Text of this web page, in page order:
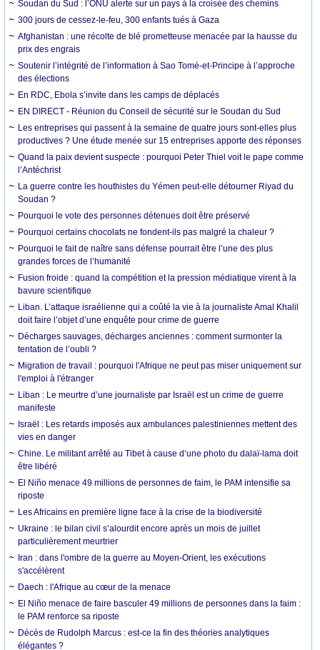
Soudan du Sud : l’ONU alerte sur un pays à la croisée des chemins
300 jours de cessez-le-feu, 300 enfants tués à Gaza
Afghanistan : une récolte de blé prometteuse menacée par la hausse du
prix des engrais
Soutenir l’intégrité de l’information à Sao Tomé-et-Principe à l’approche
des élections
En RDC, Ebola s’invite dans les camps de déplacés
EN DIRECT - Réunion du Conseil de sécurité sur le Soudan du Sud
Les entreprises qui passent à la semaine de quatre jours sont-elles plus
productives ? Une étude menée sur 15 entreprises apporte des réponses
Quand la paix devient suspecte : pourquoi Peter Thiel voit le pape comme
l’Antéchrist
La guerre contre les houthistes du Yémen peut-elle détourner Riyad du
Soudan ?
Pourquoi le vote des personnes détenues doit être préservé
Pourquoi certains chocolats ne fondent-ils pas malgré la chaleur ?
Pourquoi le fait de naître sans défense pourrait être l’une des plus
grandes forces de l’humanité
Fusion froide : quand la compétition et la pression médiatique virent à la
bavure scientifique
Liban. L’attaque israélienne qui a coûté la vie à la journaliste Amal Khalil
doit faire l’objet d’une enquête pour crime de guerre
Décharges sauvages, décharges anciennes : comment surmonter la
tentation de l’oubli ?
Migration de travail : pourquoi l'Afrique ne peut pas miser uniquement sur
l'emploi à l'étranger
Liban : Le meurtre d’une journaliste par Israël est un crime de guerre
manifeste
Israël : Les retards imposés aux ambulances palestiniennes mettent des
vies en danger
Chine. Le militant arrêté au Tibet à cause d’une photo du dalaï-lama doit
être libéré
El Niño menace 49 millions de personnes de faim, le PAM intensifie sa
riposte
Les Africains en première ligne face à la crise de la biodiversité
Ukraine : le bilan civil s’alourdit encore après un mois de juillet
particulièrement meurtrier
Iran : dans l'ombre de la guerre au Moyen-Orient, les exécutions
s'accélèrent
Daech : l'Afrique au cœur de la menace
El Niño menace de faire basculer 49 millions de personnes dans la faim :
le PAM renforce sa riposte
Décès de Rudolph Marcus : est-ce la fin des théories analytiques
élégantes ?